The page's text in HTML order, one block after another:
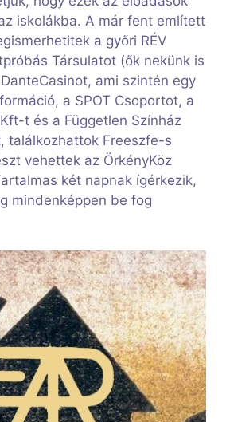
iskolákba. A már fent említett
a győri RÉV
Társulatot (ők nekünk is
ami szintén egy
a SPOT Csoportot, a
t és a Független Színház
találkozhattok Freeszfe-s
vehettek az ÖrkényKöz
két napnak ígérkezik,
mindenképpen be fog